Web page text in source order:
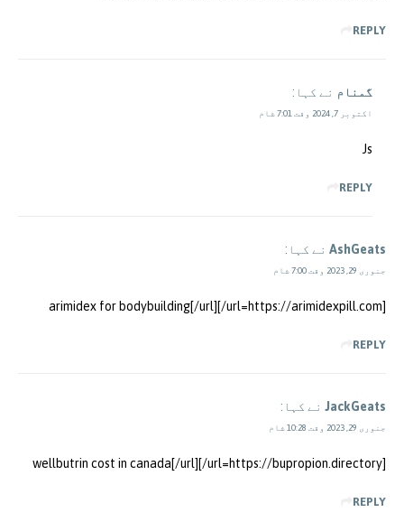
REPLY
گمنام نے کہا:
اکتوبر 7, 2024 وقت 7:01 شام
Js
REPLY
AshGeats نے کہا:
جنوری 29, 2023 وقت 7:00 شام
[url=https://arimidexpill.com/]arimidex for bodybuilding[/url]
REPLY
JackGeats نے کہا:
جنوری 29, 2023 وقت 10:28 شام
[url=https://bupropion.directory/]wellbutrin cost in canada[/url]
REPLY